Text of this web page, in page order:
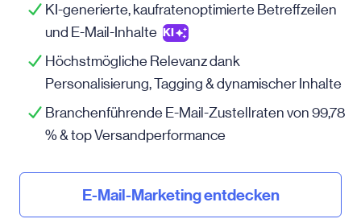
KI-generierte, kaufratenoptimierte Betreffzeilen
und E-Mail-Inhalte KI
Höchstmögliche Relevanz dank
Personalisierung, Tagging & dynamischer Inhalte
Branchenführende E-Mail-Zustellraten von 99,78
% & top Versandperformance
E-Mail-Marketing entdecken